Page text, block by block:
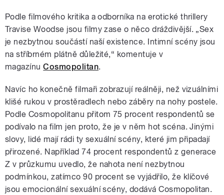
Podle filmového kritika a odborníka na erotické thrillery
Travise Woodse jsou filmy zase o něco dráždivější. „Sex
je nezbytnou součástí naší existence. Intimní scény jsou
na stříbrném plátně důležité,“ komentuje v
magazínu Cosmopolitan.
Navíc ho konečně filmaři zobrazují reálněji, než vizuálními
klišé rukou v prostěradlech nebo záběry na nohy postele.
Podle Cosmopolitanu přitom 75 procent respondentů se
podívalo na film jen proto, že je v něm hot scéna. Jinými
slovy, lidé mají rádi ty sexuální scény, které jim připadají
přirozené. Například 74 procent respondentů z generace
Z v průzkumu uvedlo, že nahota není nezbytnou
podmínkou, zatímco 90 procent se vyjádřilo, že klíčové
jsou emocionální sexuální scény, dodává Cosmopolitan.